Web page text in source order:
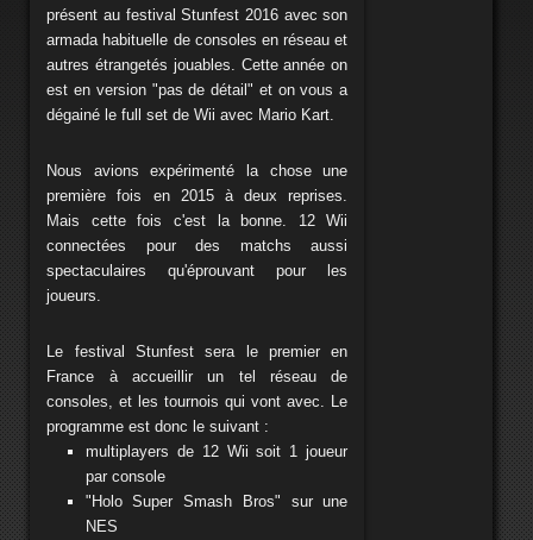
présent au festival Stunfest 2016 avec son
armada habituelle de consoles en réseau et
autres étrangetés jouables. Cette année on
est en version "pas de détail" et on vous a
dégainé le full set de Wii avec Mario Kart.
Nous avions expérimenté la chose une
première fois en 2015 à deux reprises.
Mais cette fois c'est la bonne. 12 Wii
connectées pour des matchs aussi
spectaculaires qu'éprouvant pour les
joueurs.
Le festival Stunfest sera le premier en
France à accueillir un tel réseau de
consoles, et les tournois qui vont avec. Le
programme est donc le suivant :
multiplayers de 12 Wii soit 1 joueur
par console
"Holo Super Smash Bros" sur une
NES